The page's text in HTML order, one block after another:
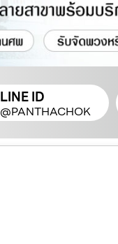
LINE ID
@PANTHACHOK